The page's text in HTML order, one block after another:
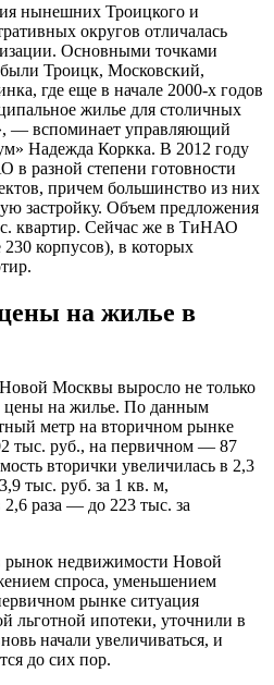
нынешних Троицкого и
округов отличалась
Основными точками
были Троицк, Московский,
где еще в начале 2000-х годов
жилье для столичных
— вспоминает управляющий
Надежда Коркка. В 2012 году
разной степени готовности
причем большинство из них
застройку. Объем предложения
квартир. Сейчас же в ТиНАО
корпусов), в которых
на жилье в
Москвы выросло не только
цены на жилье. По данным
метр на вторичном рынке
тыс. руб., на первичном — 87
вторички увеличилась в 2,3
тыс. руб. за 1 кв. м,
раза — до 223 тыс. за
рынок недвижимости Новой
спроса, уменьшением
рынке ситуация
льготной ипотеки, уточнили в
начали увеличиваться, и
до сих пор.